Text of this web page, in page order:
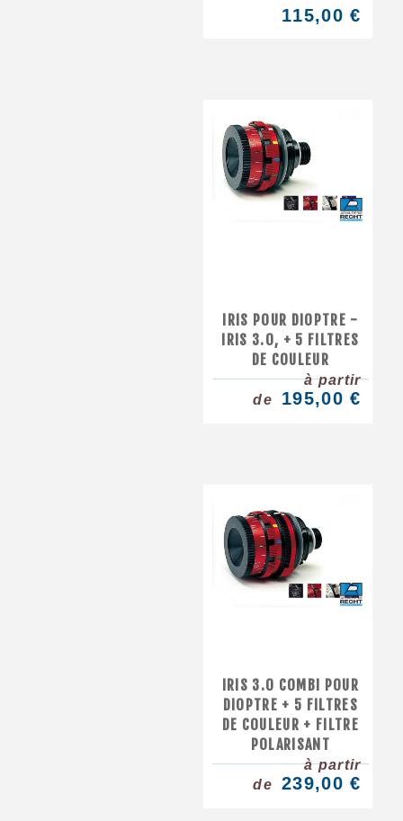
115,00 €
IRIS POUR DIOPTRE -
IRIS 3.0, + 5 FILTRES
DE COULEUR
à partir
de
195,00 €
IRIS 3.0 COMBI POUR
DIOPTRE + 5 FILTRES
DE COULEUR + FILTRE
POLARISANT
à partir
de
239,00 €